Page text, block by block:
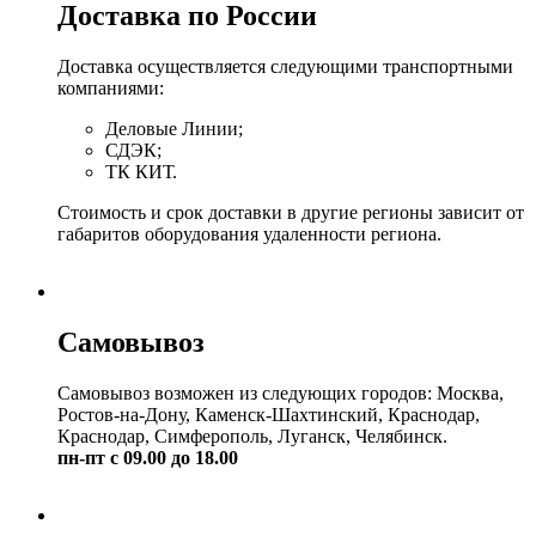
Доставка по России
Доставка осуществляется следующими транспортными
компаниями:
Деловые Линии;
СДЭК;
ТК КИТ.
Стоимость и срок доставки в другие регионы зависит от
габаритов оборудования удаленности региона.
Самовывоз
Самовывоз возможен из следующих городов: Москва,
Ростов-на-Дону, Каменск-Шахтинский, Краснодар,
Краснодар, Симферополь, Луганск, Челябинск.
пн-пт с 09.00 до 18.00